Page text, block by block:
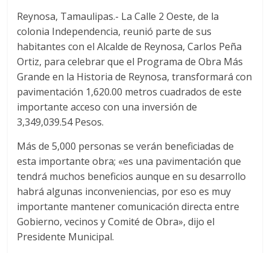
Reynosa, Tamaulipas.- La Calle 2 Oeste, de la
colonia Independencia, reunió parte de sus
habitantes con el Alcalde de Reynosa, Carlos Peña
Ortiz, para celebrar que el Programa de Obra Más
Grande en la Historia de Reynosa, transformará con
pavimentación 1,620.00 metros cuadrados de este
importante acceso con una inversión de
3,349,039.54 Pesos.
Más de 5,000 personas se verán beneficiadas de
esta importante obra; «es una pavimentación que
tendrá muchos beneficios aunque en su desarrollo
habrá algunas inconveniencias, por eso es muy
importante mantener comunicación directa entre
Gobierno, vecinos y Comité de Obra», dijo el
Presidente Municipal.